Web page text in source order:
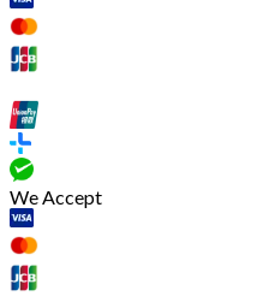
We Accept